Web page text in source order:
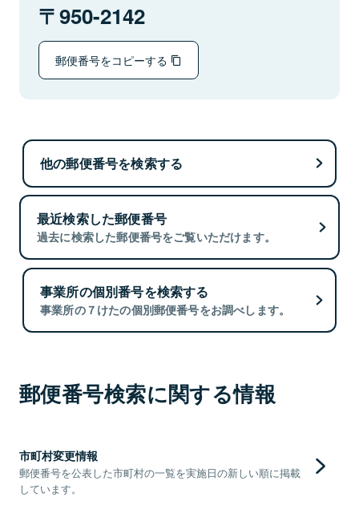
950-2142
郵便番号をコピーする
他の郵便番号を検索する
最近検索した郵便番号
過去に検索した郵便番号をご覧いただけます。
事業所の個別番号を検索する
事業所の７けたの個別郵便番号をお調べします。
郵便番号検索に関する情報
市町村変更情報
郵便番号を公表した市町村の一覧を実施日の新しい順に掲載
しています。